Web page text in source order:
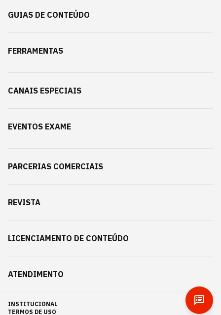
GUIAS DE CONTEÚDO
FERRAMENTAS
CANAIS ESPECIAIS
EVENTOS EXAME
PARCERIAS COMERCIAIS
REVISTA
LICENCIAMENTO DE CONTEÚDO
ATENDIMENTO
INSTITUCIONAL
TERMOS DE USO